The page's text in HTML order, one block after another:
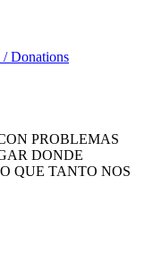
/ Donations
PROBLEMAS
DONDE
QUE TANTO NOS